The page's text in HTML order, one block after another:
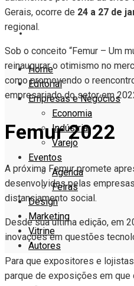
AUTORES
Home
Editorial
Empresas e Negócios
Economia
Indústria
Varejo
Eventos
Agenda
Feiras
Design
Marketing
Vitrine
Autores
Gerais, ocorre de 24 a 27 de
regional.
Sob o conceito “Femur – Um
reinaugurar o otimismo no
como promovendo o
empresariado do setor em
Femur 2022
A próxima Femur promete
desenvolvidas pelas
distanciamento social.
Desde sua última edição, em
inovações em questões
Para que expositores e
parque de exposições em que